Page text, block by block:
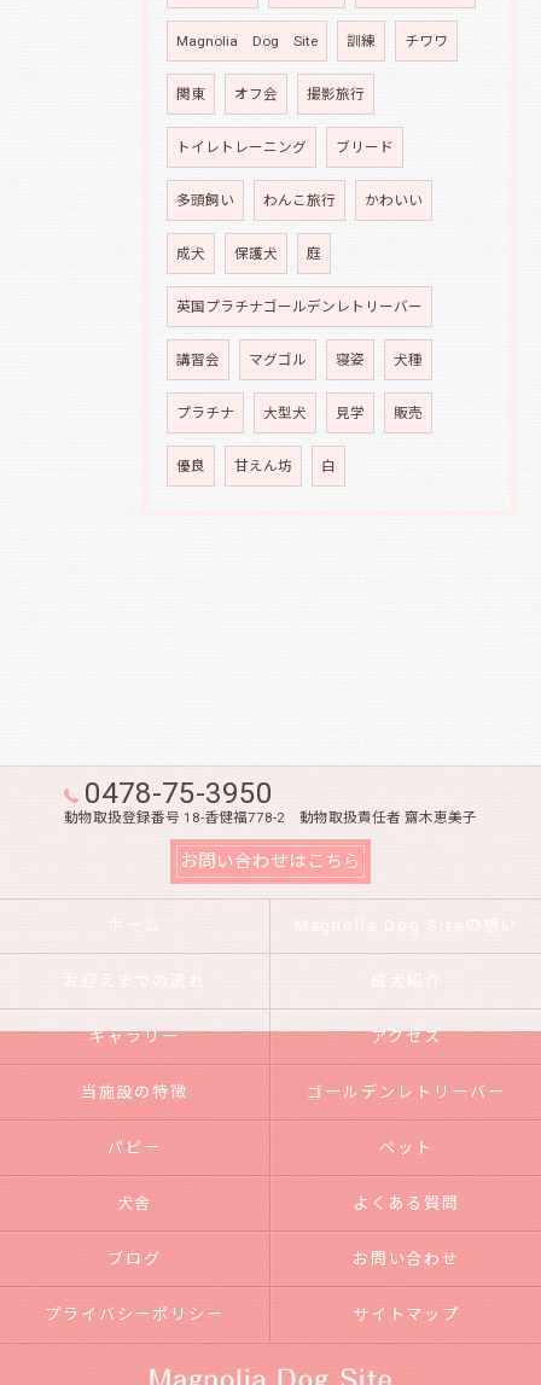
Magnolia Dog Site 訓練 チワワ
関東 オフ会 撮影旅行
トイレトレーニング ブリード
多頭飼い わんこ旅行 かわいい
成犬 保護犬 庭
英国プラチナゴールデンレトリーバー
講習会 マグゴル 寝姿 犬種
プラチナ 大型犬 見学 販売
優良 甘えん坊 白
0478-75-3950
動物取扱登録番号 18-香健福778-2 動物取扱責任者 齋木恵美子
お問い合わせはこちら
ホーム Magnolia Dog Siteの想い
お迎えまでの流れ 成犬紹介
ギャラリー アクセス
当施設の特徴 ゴールデンレトリーバー
パピー ペット
犬舎 よくある質問
ブログ お問い合わせ
プライバシーポリシー サイトマップ